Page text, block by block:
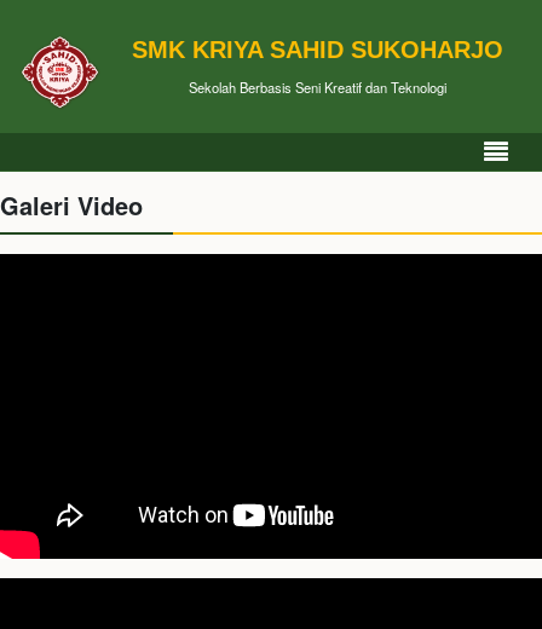
SMK KRIYA SAHID SUKOHARJO
Sekolah Berbasis Seni Kreatif dan Teknologi
Galeri Video